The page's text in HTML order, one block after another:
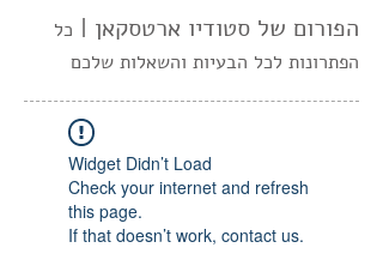
הפורום של סטודיו ארטסקאן | כל
הפתרונות לכל הבעיות והשאלות שלכם
Widget Didn’t Load
Check your internet and refresh
this page.
If that doesn’t work, contact us.